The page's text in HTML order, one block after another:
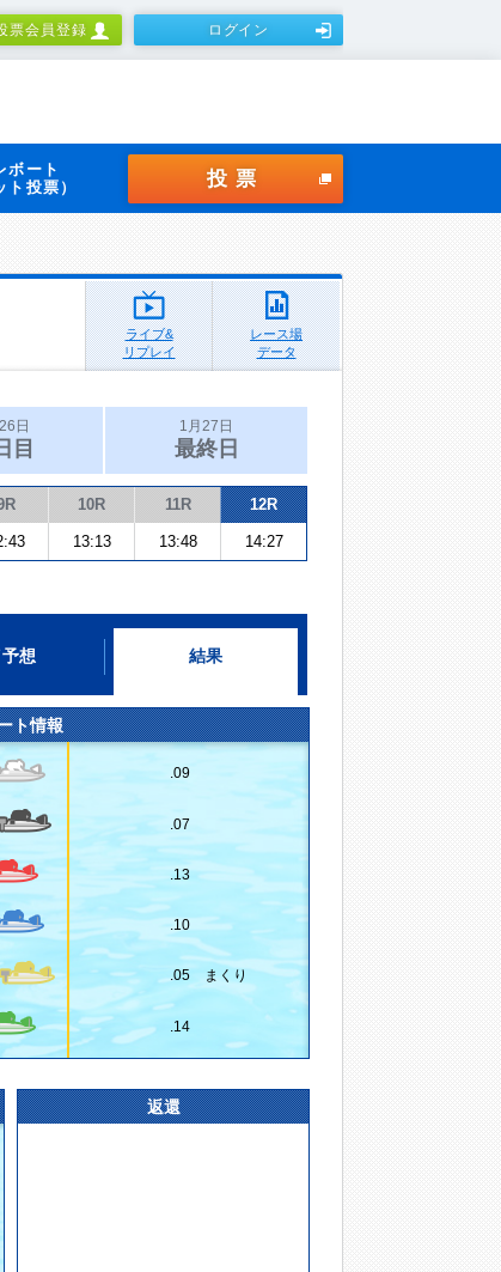
票会員登録 ログイン
ボート
ト投票）
投票
ライブ&
リプレイ
レース場
データ
日
目
1月27日
最終日
10R 11R 12R
13:13 13:48 14:27
想 結果
ト情報
.09
.07
.13
.10
.05 まくり
.14
返還